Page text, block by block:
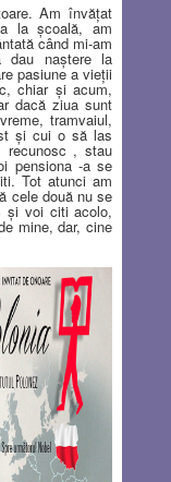
Am învăţat
la şcoală, am
când mi-am
dau naştere la
pasiune a vieţii
chiar şi acum,
dacă ziua sunt
tramvaiul,
şi cui o să las
recunosc , stau
pensiona -a se
Tot atunci am
cele două nu se
şi voi citi acolo,
mine, dar, cine